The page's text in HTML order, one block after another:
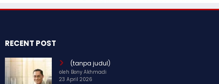
RECENT POST
(tanpa judul)
oleh Bony Akhmadi
23 April 2026